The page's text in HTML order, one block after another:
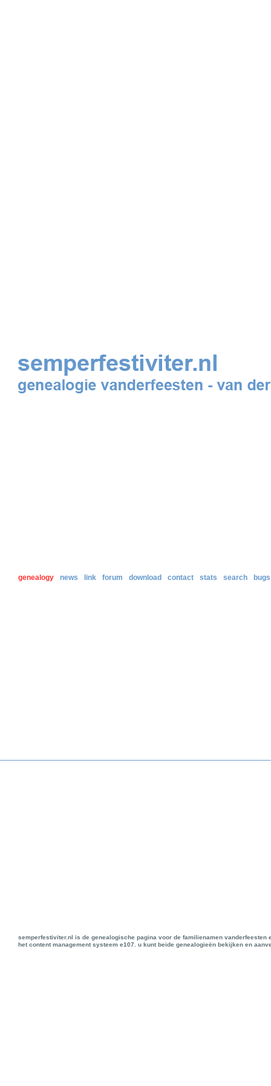
genealogy news link forum download contact stats search bugs
semperfestiviter.nl is de genealogische pagina voor de familienamen
het content management systeem e107. u kunt beide genealogieën bekijken en